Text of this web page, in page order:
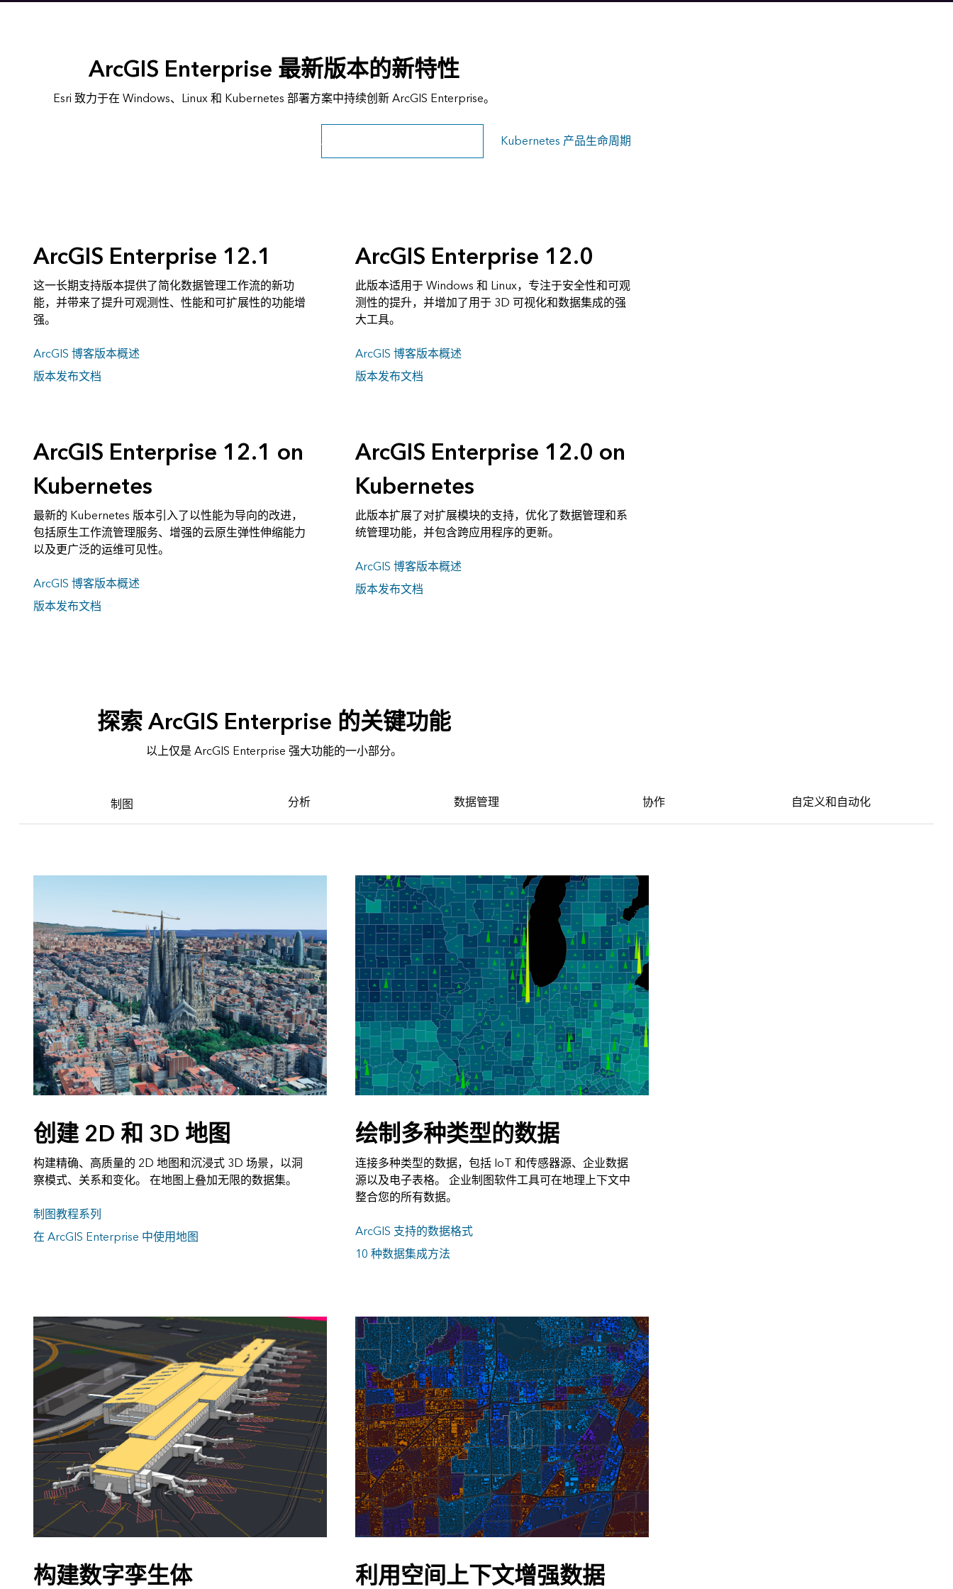
ArcGIS Enterprise 最新版本的新特性
Esri 致力于在 Windows、Linux 和 Kubernetes 部署方案中持续创新 ArcGIS Enterprise。
ArcGIS Enterprise 产品生命周期 Kubernetes 产品生命周期
ArcGIS Enterprise 12.1
这一长期支持版本提供了简化数据管理工作流的新功
能，并带来了提升可观测性、性能和可扩展性的功能增
强。
ArcGIS 博客版本概述
版本发布文档
ArcGIS Enterprise 12.0
此版本适用于 Windows 和 Linux，专注于安全性和可观
测性的提升，并增加了用于 3D 可视化和数据集成的强
大工具。
ArcGIS 博客版本概述
版本发布文档
ArcGIS Enterprise 12.1 on
Kubernetes
最新的 Kubernetes 版本引入了以性能为导向的改进，
包括原生工作流管理服务、增强的云原生弹性伸缩能力
以及更广泛的运维可见性。
ArcGIS 博客版本概述
版本发布文档
ArcGIS Enterprise 12.0 on
Kubernetes
此版本扩展了对扩展模块的支持，优化了数据管理和系
统管理功能，并包含跨应用程序的更新。
ArcGIS 博客版本概述
版本发布文档
探索 ArcGIS Enterprise 的关键功能
以上仅是 ArcGIS Enterprise 强大功能的一小部分。
制图 分析 数据管理 协作 自定义和自动化
创建 2D 和 3D 地图
构建精确、高质量的 2D 地图和沉浸式 3D 场景，以洞
察模式、关系和变化。 在地图上叠加无限的数据集。
制图教程系列
在 ArcGIS Enterprise 中使用地图
绘制多种类型的数据
连接多种类型的数据，包括 IoT 和传感器源、企业数据
源以及电子表格。 企业制图软件工具可在地理上下文中
整合您的所有数据。
ArcGIS 支持的数据格式
10 种数据集成方法
构建数字孪生体 利用空间上下文增强数据